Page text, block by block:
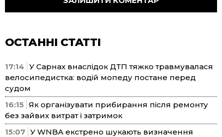
ОСТАННІ СТАТТІ
17:14 У Сарнах внаслідок ДТП тяжко травмувалася
велосипедистка: водій мопеду постане перед
судом
16:15 Як організувати прибирання після ремонту
без зайвих витрат і затримок
15:07 У WNBA екстрено шукають визначення